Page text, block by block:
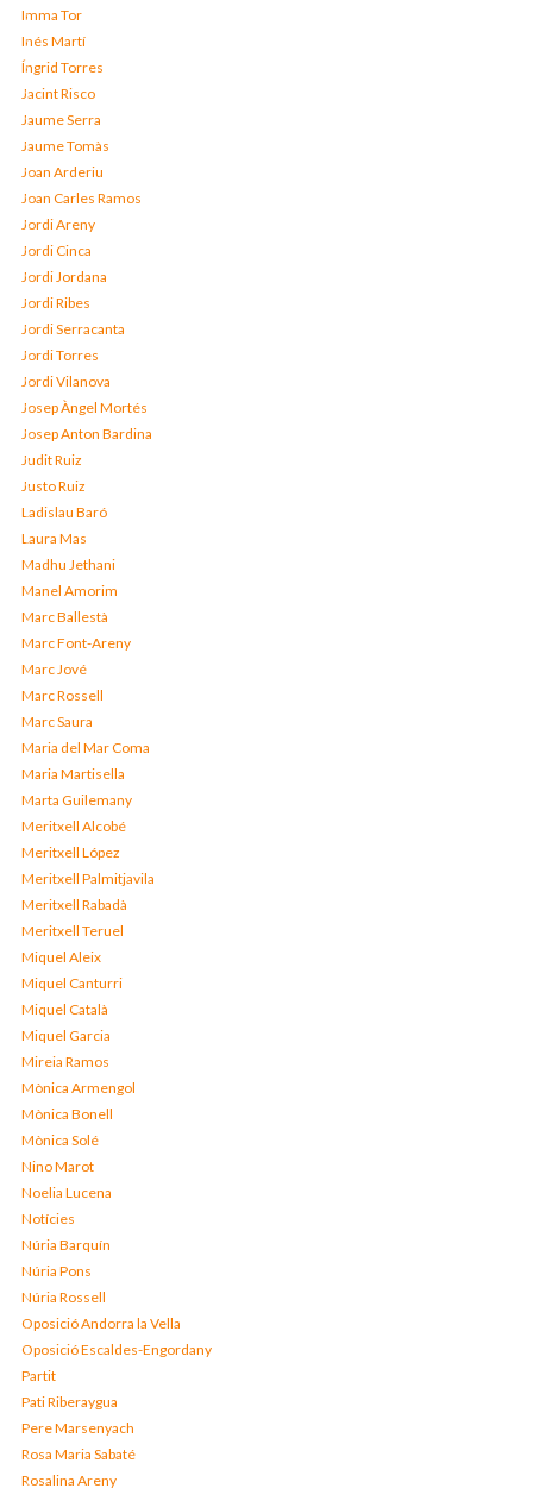
Imma Tor
Inés Martí
Íngrid Torres
Jacint Risco
Jaume Serra
Jaume Tomàs
Joan Arderiu
Joan Carles Ramos
Jordi Areny
Jordi Cinca
Jordi Jordana
Jordi Ribes
Jordi Serracanta
Jordi Torres
Jordi Vilanova
Josep Àngel Mortés
Josep Anton Bardina
Judit Ruiz
Justo Ruiz
Ladislau Baró
Laura Mas
Madhu Jethani
Manel Amorim
Marc Ballestà
Marc Font-Areny
Marc Jové
Marc Rossell
Marc Saura
Maria del Mar Coma
Maria Martisella
Marta Guilemany
Meritxell Alcobé
Meritxell López
Meritxell Palmitjavila
Meritxell Rabadà
Meritxell Teruel
Miquel Aleix
Miquel Canturri
Miquel Català
Miquel Garcia
Mireia Ramos
Mònica Armengol
Mònica Bonell
Mònica Solé
Nino Marot
Noelia Lucena
Notícies
Núria Barquín
Núria Pons
Núria Rossell
Oposició Andorra la Vella
Oposició Escaldes-Engordany
Partit
Pati Riberaygua
Pere Marsenyach
Rosa Maria Sabaté
Rosalina Areny